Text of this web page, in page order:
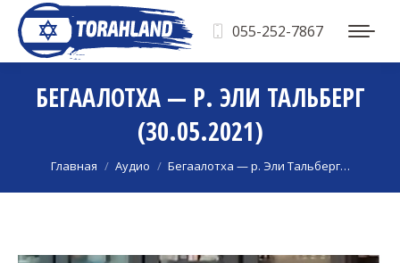
055-252-7867
БЕГААЛОТХА — Р. ЭЛИ ТАЛЬБЕРГ
(30.05.2021)
Вы здесь:
Главная Аудио Бегаалотха — р. Эли Тальберг…